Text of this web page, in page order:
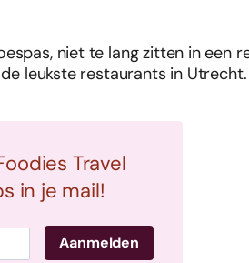
niet te lang zitten in een
leukste restaurants in Utrecht.
Travel
in je mail!